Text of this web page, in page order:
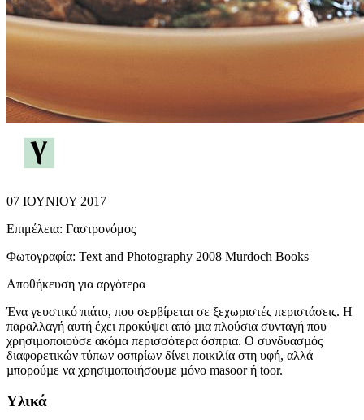
07 ΙΟΥΝΙΟΥ 2017
Επιμέλεια: Γαστρονόμος
Φωτογραφία: Text and Photography 2008 Murdoch Books
Αποθήκευση για αργότερα
Ένα γευστικό πιάτο, που σερβίρεται σε ξεχωριστές περιστάσεις. Η
παραλλαγή αυτή έχει προκύψει από µια πλούσια συνταγή που
χρησιµοποιούσε ακόµα περισσότερα όσπρια. Ο συνδυασµός
διαφορετικών τύπων οσπρίων δίνει ποικιλία στη υφή, αλλά
µπορούµε να χρησιµοποιήσουµε µόνο masoor ή toor.
Υλικά